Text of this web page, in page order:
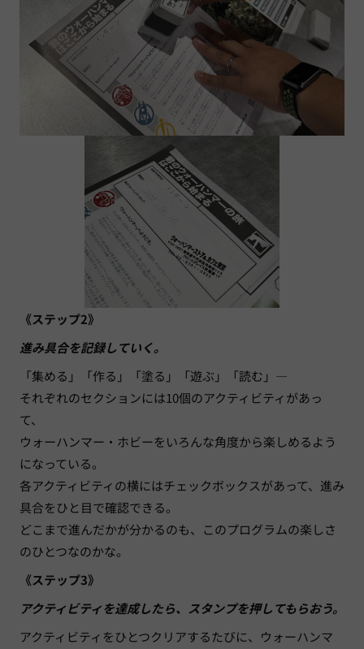
《ステップ2》
進み具合を記録していく。
「集める」「作る」「塗る」「遊ぶ」「読む」―
それぞれのセクションには10個のアクティビティがあっ
て、
ウォーハンマー・ホビーをいろんな角度から楽しめるよう
になっている。
各アクティビティの横にはチェックボックスがあって、進み
具合をひと目で確認できる。
どこまで進んだかが分かるのも、このプログラムの楽しさ
のひとつなのかな。
《ステップ3》
アクティビティを達成したら、スタンプを押してもらおう。
アクティビティをひとつクリアするたびに、ウォーハンマ